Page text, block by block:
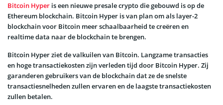
Bitcoin Hyper is een nieuwe presale crypto die gebouwd is op de
Ethereum blockchain. Bitcoin Hyper is van plan om als layer-2
blockchain voor Bitcoin meer schaalbaarheid te creëren en
realtime data naar de blockchain te brengen.
Bitcoin Hyper ziet de valkuilen van Bitcoin. Langzame transacties
en hoge transactiekosten zijn verleden tijd door Bitcoin Hyper. Zij
garanderen gebruikers van de blockchain dat ze de snelste
transactiesnelheden zullen ervaren en de laagste transactiekosten
zullen betalen.